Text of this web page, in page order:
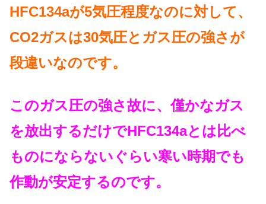
HFC134aが5気圧程度なのに対して、
CO2ガスは30気圧とガス圧の強さが
段違いなのです。
このガス圧の強さ故に、僅かなガス
を放出するだけでHFC134aとは比べ
ものにならないぐらい寒い時期でも
作動が安定するのです。